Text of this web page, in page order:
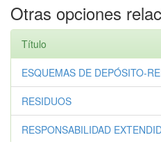
Otras opciones
Título
ESQUEMAS DE DEPÓSITO-
RESIDUOS
RESPONSABILIDAD